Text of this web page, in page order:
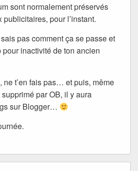
sont normalement préservés
pour l’instant.
pas comment ça se passe et
inactivité de ton ancien
ne t’en fais pas… et puis, même
par OB, il y aura
sur Blogger…